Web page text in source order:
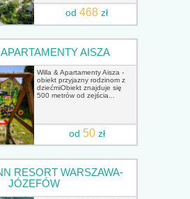
od468 zł
AISZA
Willa & Apartamenty Aisza -
obiekt przyjazny rodzinom z
dziećmiObiekt znajduje się
500 metrów od zejścia...
od 50zł
RESORT WARSZAWA-
JÓZEFÓW